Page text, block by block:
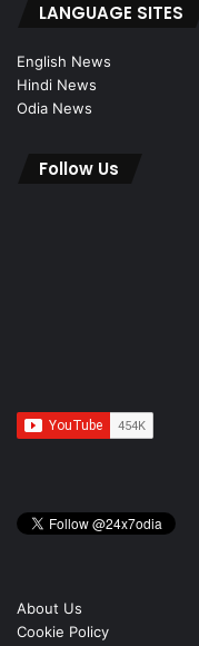
LANGUAGE SITES
English News
Hindi News
Odia News
Follow Us
About Us
Cookie Policy